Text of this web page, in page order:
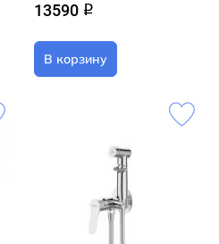
13590 q
В корзину